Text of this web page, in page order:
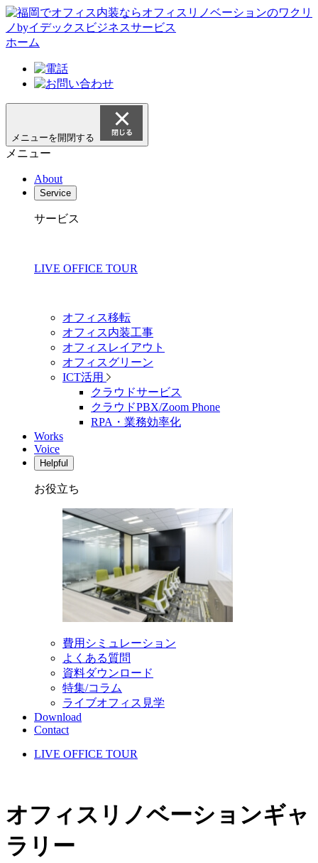
ホーム
メニューを開閉する
メニュー
About
Service
サービス
LIVE OFFICE TOUR
オフィス移転
オフィス内装工事
オフィスレイアウト
オフィスグリーン
ICT活用
クラウドサービス
クラウドPBX/Zoom Phone
RPA・業務効率化
Works
Voice
Helpful
お役立ち
費用シミュレーション
よくある質問
資料ダウンロード
特集/コラム
ライブオフィス見学
Download
Contact
LIVE OFFICE TOUR
オフィスリノベーションギャ
ラリー